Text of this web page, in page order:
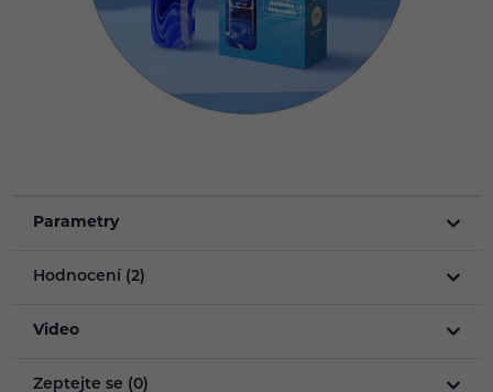
Parametry
Hodnocení (2)
Video
Zeptejte se (0)